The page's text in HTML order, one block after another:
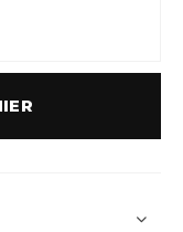
ZIST #1 What is